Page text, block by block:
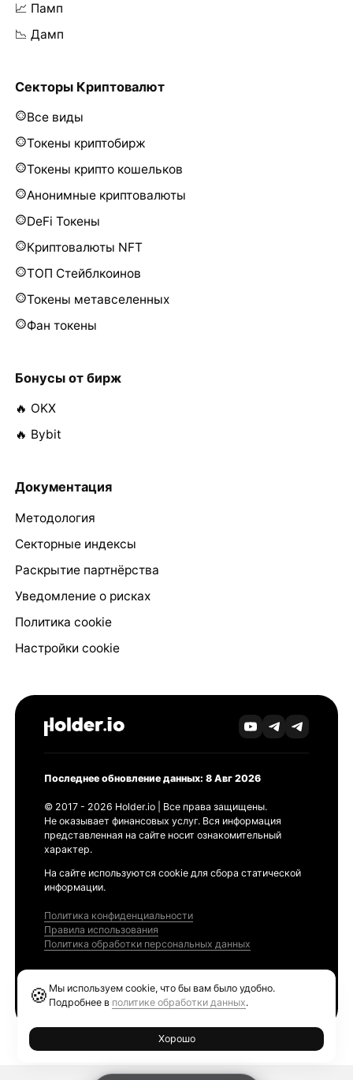
📈 Памп
📉 Дамп
Секторы Криптовалют
Все виды
Токены криптобирж
Токены крипто кошельков
Анонимные криптовалюты
DeFi Токены
Криптовалюты NFT
ТОП Стейблкоинов
Токены метавселенных
Фан токены
Бонусы от бирж
🔥 OKX
🔥 Bybit
Документация
Методология
Секторные индексы
Раскрытие партнёрства
Уведомление о рисках
Политика cookie
Настройки cookie
Последнее обновление данных: 8 Авг 2026
© 2017 - 2026 Holder.io | Все права защищены.
Не оказывает финансовых услуг. Вся информация
представленная на сайте носит ознакомительный
характер.
На сайте используются cookie для сбора статической
информации.
Политика конфиденциальности
Правила использования
Политика обработки персональных данных
🍪 Мы используем cookie, что бы вам было удобно.
Подробнее в политике обработки данных.
Хорошо
Ethereum GAS Tracker